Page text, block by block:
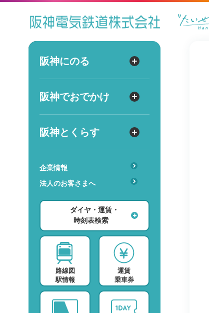
阪神にのる
阪神にのる
駅のサービス一覧
ダイヤ検索
運賃検索
時刻表検索
検索に関する注意事項
よくある質問・FAQ
阪神でおでかけ
阪神でおでかけ
ホテル・旅行
ショッピング・グルメ
阪神とくらす
阪神とくらす
交通
レンタル・駐輪場
スポーツ・スクール
プロバイダー
デイサービス
企業情報
法人のお客さまへ
路線図
駅情報
運賃
乗車券
ダイヤ・運賃・
時刻表検索
出発
到着
時
詳細設定